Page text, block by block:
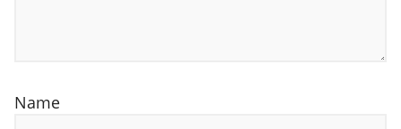
Name